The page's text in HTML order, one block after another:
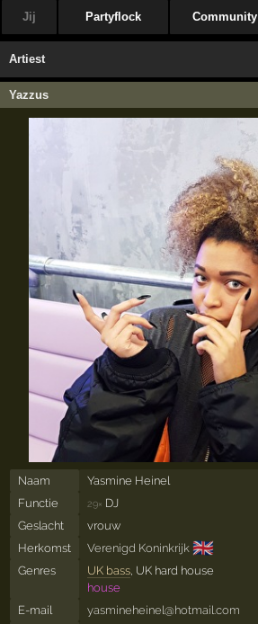
Jij Partyflock Community
Artiest
Yazzus
Naam
Yasmine Heinel
Functie
29× DJ
Geslacht
vrouw
Herkomst
Verenigd Koninkrijk 🇬🇧
Genres UK bass, UK hard house
house
E-mail
yasmineheinel@hotmail.com